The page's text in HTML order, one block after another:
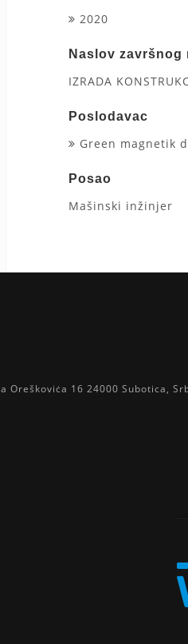
2020
Naslov završnog
IZRADA
Poslodavac
Green magnetik
Posao
Mašinski inžinjer
Oreškoviċa 16 24000 Subotica,